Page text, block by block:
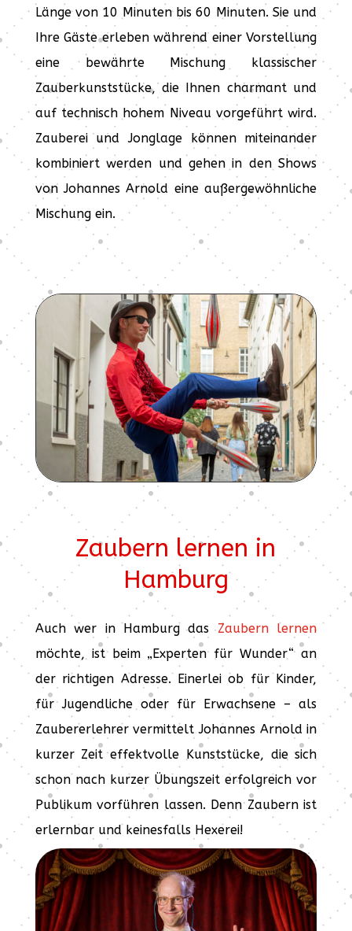
Länge von 10 Minuten bis 60 Minuten. Sie und
Ihre Gäste erleben während einer Vorstellung
eine bewährte Mischung klassischer
Zauberkunststücke, die Ihnen charmant und
auf technisch hohem Niveau vorgeführt wird.
Zauberei und Jonglage können miteinander
kombiniert werden und gehen in den Shows
von Johannes Arnold eine außergewöhnliche
Mischung ein.
Zaubern lernen in
Hamburg
Auch wer in Hamburg dasZaubern lernen
möchte, ist beim „Experten für Wunder“ an
der richtigen Adresse. Einerlei ob für Kinder,
für Jugendliche oder für Erwachsene – als
Zaubererlehrer vermittelt Johannes Arnold in
kurzer Zeit effektvolle Kunststücke, die sich
schon nach kurzer Übungszeit erfolgreich vor
Publikum vorführen lassen. Denn Zaubern ist
erlernbar und keinesfalls Hexerei!